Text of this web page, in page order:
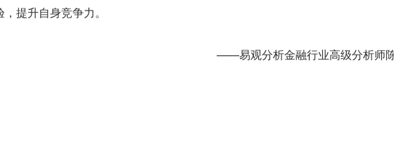
提升自身竞争力。
——易观分析金融行业高级分析师